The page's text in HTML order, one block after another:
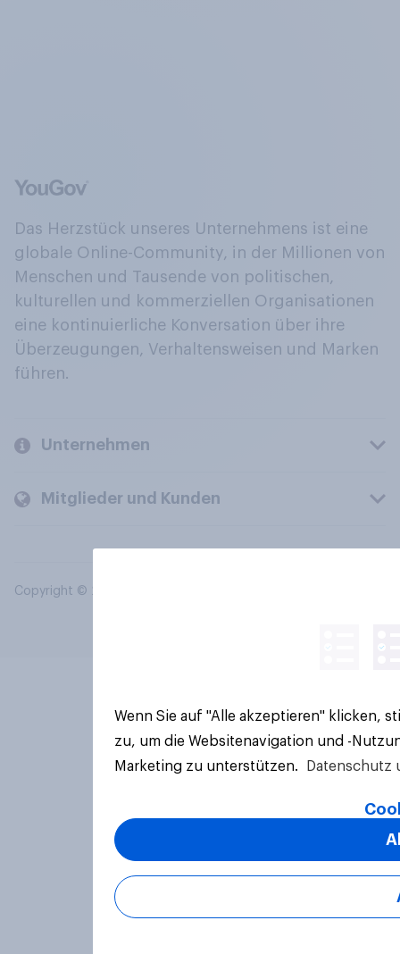
Das Herzstück unseres Unternehmens ist eine
globale Online-Community, in der Millionen von
Menschen und Tausende von politischen,
kulturellen und kommerziellen Organisationen
eine kontinuierliche Konversation über ihre
Überzeugungen, Verhaltensweisen und Marken
führen.
Unternehmen
Mitglieder und Kunden
Copyright © 2026 YouGov PLC. Alle Rechte vorbehalten.
Wenn Sie auf "Alle akzeptieren" klicken,
zu, um die Websitenavigation und -
Marketing zu unterstützen.
Datenschutz